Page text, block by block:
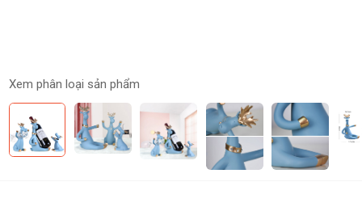
Xem phân loại sản phẩm